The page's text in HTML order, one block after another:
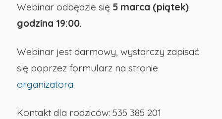
Webinar odbędzie się 5 marca (piątek)
godzina 19:00.
Webinar jest darmowy, wystarczy zapisać
się poprzez formularz na stronie
organizatora.
Kontakt dla rodziców: 535 385 201